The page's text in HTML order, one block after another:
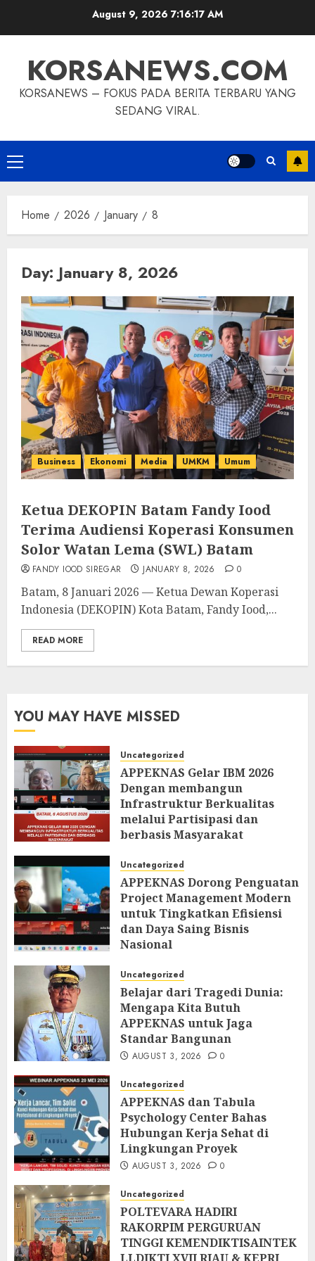
August 9, 2026 7:16:18 AM
KORSANEWS.COM
KORSANEWS – FOKUS PADA BERITA TERBARU YANG
SEDANG VIRAL.
Primary
Menu
Home 2026 January 8
Day: January 8, 2026
Business Ekonomi Media UMKM Umum
Ketua DEKOPIN Batam Fandy Iood
Terima Audiensi Koperasi Konsumen
Solor Watan Lema (SWL) Batam
FANDY IOOD SIREGAR JANUARY 8, 2026 0
Batam, 8 Januari 2026 — Ketua Dewan Koperasi
Indonesia (DEKOPIN) Kota Batam, Fandy Iood,...
READ MORE
YOU MAY HAVE MISSED
Uncategorized
APPEKNAS Gelar IBM 2026
Dengan membangun
Infrastruktur Berkualitas
melalui Partisipasi dan
berbasis Masyarakat
Uncategorized
APPEKNAS Dorong Penguatan
Project Management Modern
untuk Tingkatkan Efisiensi
dan Daya Saing Bisnis
Nasional
Uncategorized
Belajar dari Tragedi Dunia:
Mengapa Kita Butuh
APPEKNAS untuk Jaga
Standar Bangunan
AUGUST 3, 2026 0
Uncategorized
APPEKNAS dan Tabula
Psychology Center Bahas
Hubungan Kerja Sehat di
Lingkungan Proyek
AUGUST 3, 2026 0
Uncategorized
POLTEVARA HADIRI
RAKORPIM PERGURUAN
TINGGI KEMENDIKTISAINTEK